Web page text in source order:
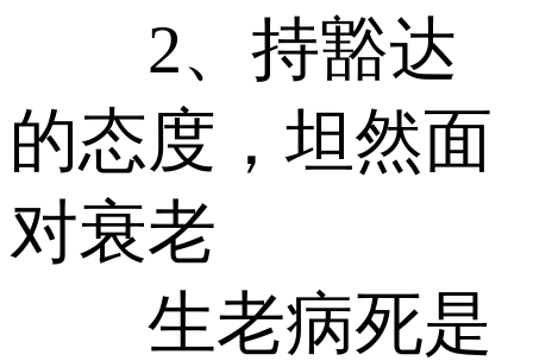
2、持豁达
的态度，坦然面
对衰老
生老病死是